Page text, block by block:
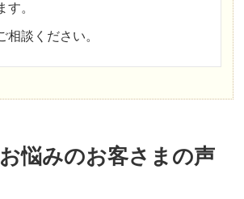
す。
相談ください。
悩みのお客さまの声